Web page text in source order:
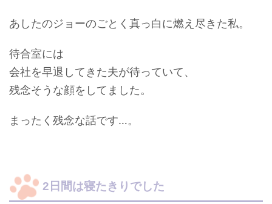
あしたのジョーのごとく真っ白に燃え尽きた私。
待合室には
会社を早退してきた夫が待っていて、
残念そうな顔をしてました。
まったく残念な話です…。
2日間は寝たきりでした